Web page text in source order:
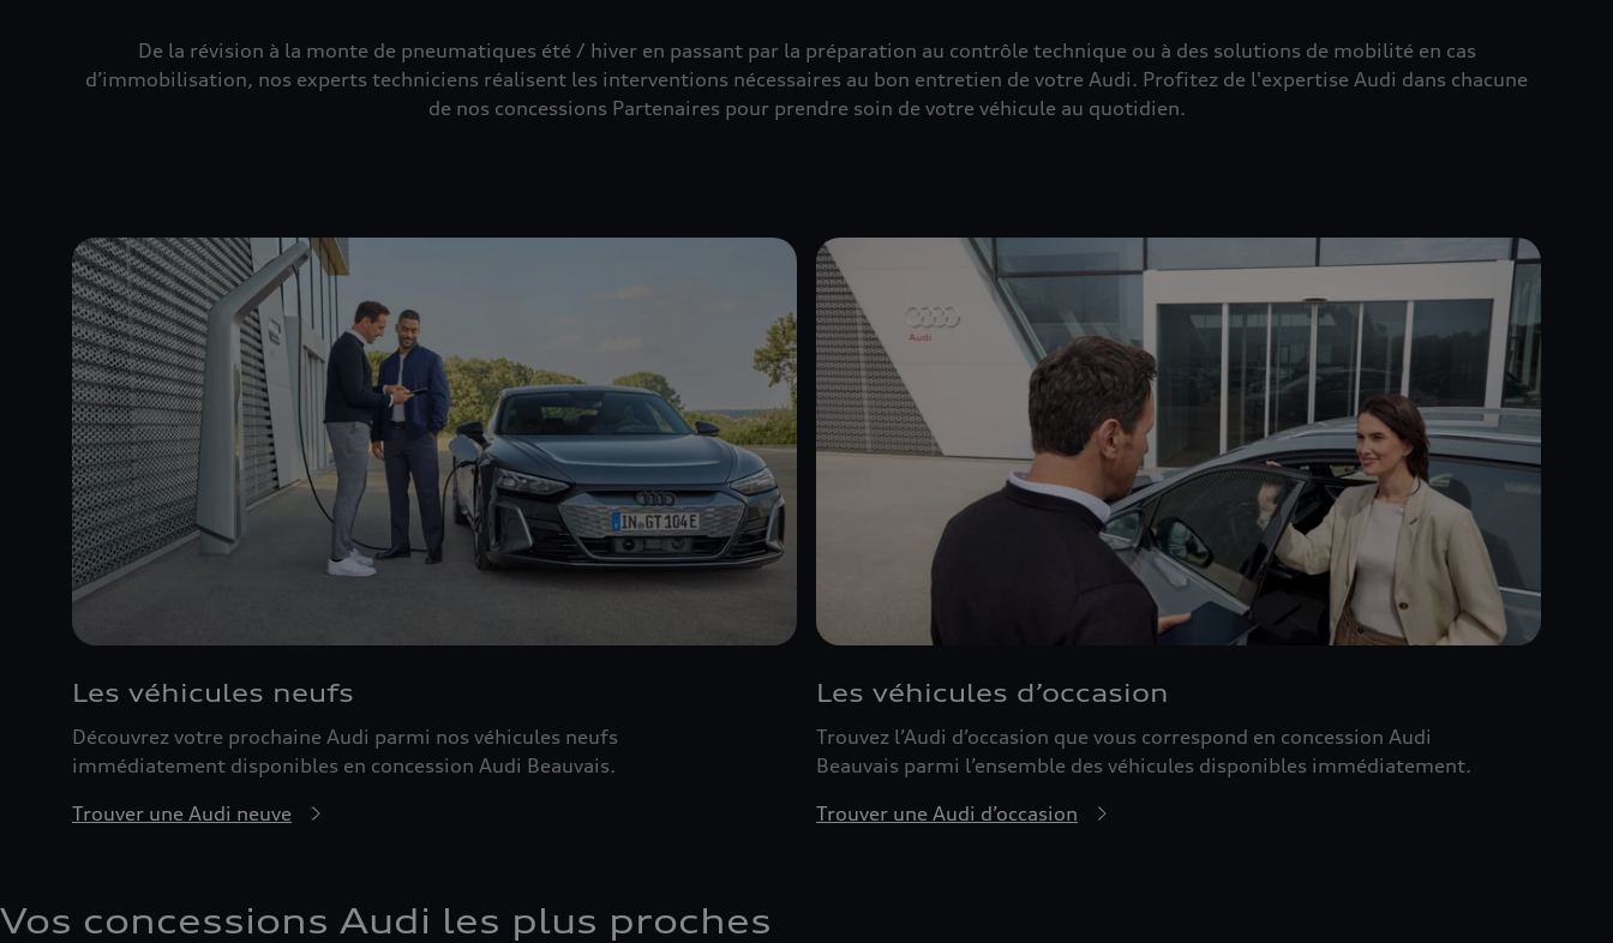
De la révision à la monte de pneumatiques été / hiver en passant par la préparation au contrôle technique ou à des solutions de mobilité en cas
d’immobilisation, nos experts techniciens réalisent les interventions nécessaires au bon entretien de votre Audi. Profitez de l'expertise Audi dans chacune
de nos concessions Partenaires pour prendre soin de votre véhicule au quotidien.
Les véhicules neufs
Découvrez votre prochaine Audi parmi nos véhicules neufs
immédiatement disponibles en concession Audi Beauvais.
Trouver une Audi neuve
Les véhicules d’occasion
Trouvez l’Audi d’occasion que vous correspond en concession Audi
Beauvais parmi l’ensemble des véhicules disponibles immédiatement.
Trouver une Audi d’occasion
Vos concessions Audi les plus proches